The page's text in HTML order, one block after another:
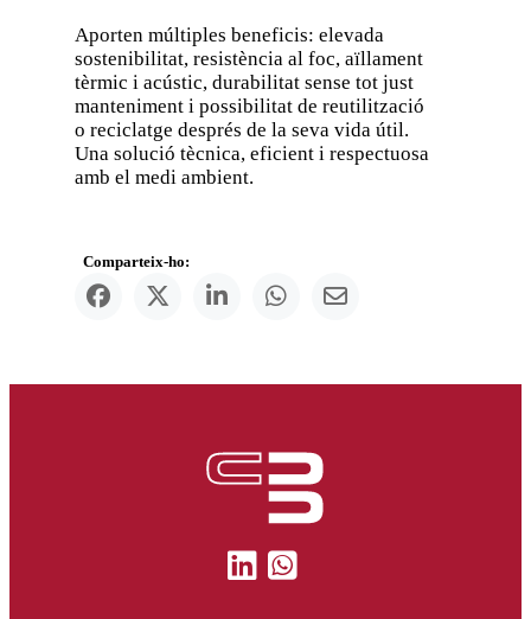
Aporten múltiples beneficis: elevada
sostenibilitat, resistència al foc, aïllament
tèrmic i acústic, durabilitat sense tot just
manteniment i possibilitat de reutilització
o reciclatge després de la seva vida útil.
Una solució tècnica, eficient i respectuosa
amb el medi ambient.
Comparteix-ho: